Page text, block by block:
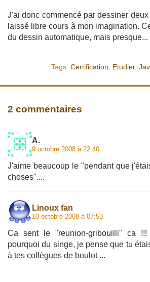
J'ai donc commencé par dessiner
laissé libre cours à mon imagination.
du dessin automatique, mais presque...
Tags: Certification Etudier,
2 commentaires
A.
9 octobre 2008 à 22:40
J'aime beaucoup le "pendant que
choses"....
Linoux fan
10 octobre 2008 à 07:53
Ca sent le "reunion-gribouilli" ca
pourquoi du singe, je pense que tu
à tes collègues de boulot ...